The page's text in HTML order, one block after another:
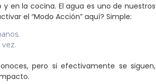
en la cocina. El agua es uno de nuestros
el “Modo Acción” aquí? Simple:
pero si efectivamente se siguen,